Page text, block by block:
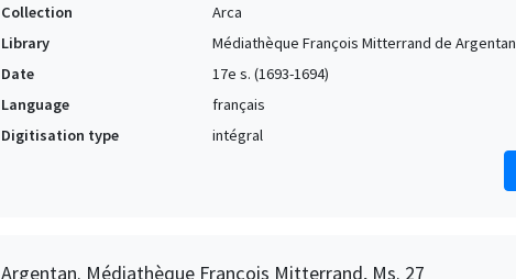
Collection
Arca
Library
Médiathèque François Mitterrand de Argentan
Date
17e s. (1693-1694)
Language
français
Digitisation type
intégral
Argentan. Médiathèque François Mitterrand, Ms. 27